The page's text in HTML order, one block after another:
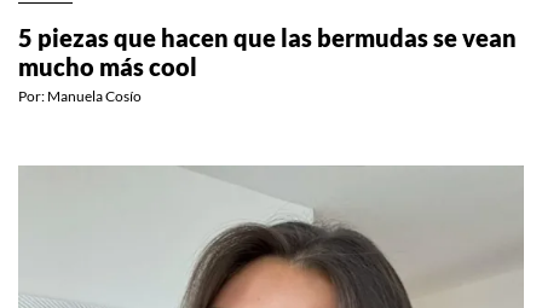
5 piezas que hacen que las bermudas se vean
mucho más cool
Por: Manuela Cosío